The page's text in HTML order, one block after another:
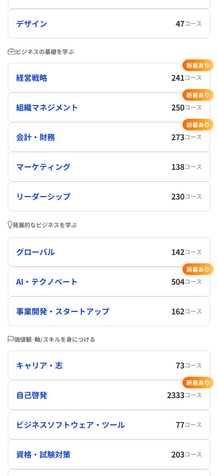
デザイン 47コース
ビジネスの基礎を学ぶ
経営戦略 241コース
新着あり
組織マネジメント 250コース
新着あり
会計・財務 273コース
新着あり
マーケティング 138コース
リーダーシップ 230コース
発展的なビジネスを学ぶ
グローバル 142コース
AI・テクノベート 504コース
新着あり
事業開発・スタートアップ 162コース
価値観･軸/スキルを身につける
キャリア・志 73コース
自己啓発 2333コース
新着あり
ビジネスソフトウェア・ツール 77コース
資格・試験対策 203コース